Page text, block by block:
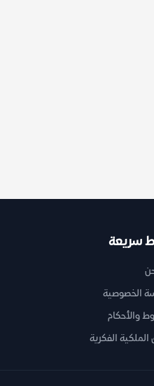
سريعة
الخصوصية
والأحكام
الفكرية